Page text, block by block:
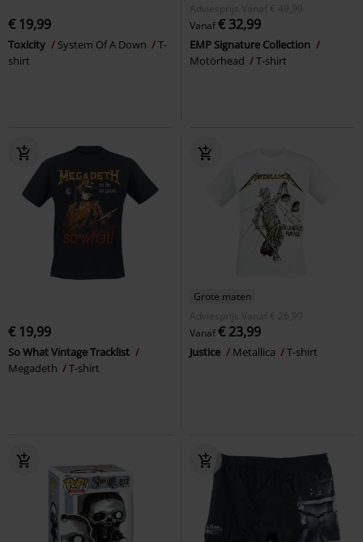
€ 19,99
Toxicity System Of A Down
T-
shirt
Adviesprijs
Vanaf € 49,99
Vanaf€ 32,99
EMP Signature Collection
Motörhead
T-shirt
€ 19,99
So What Vintage Tracklist
Megadeth
T-shirt
Grote maten
Adviesprijs
Vanaf € 26,99
Vanaf€ 23,99
Justice Metallica T-shirt